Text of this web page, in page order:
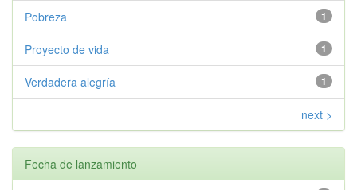
1
Pobreza
1
Proyecto de vida
1
Verdadera alegría
next >
Fecha de lanzamiento